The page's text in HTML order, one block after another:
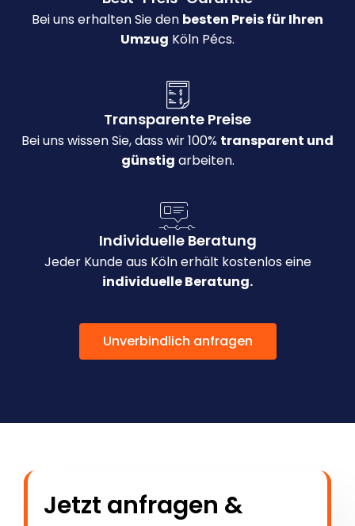
Bei uns erhalten Sie den besten Preis für Ihren
Umzug Köln Pécs.
Transparente Preise
Bei uns wissen Sie, dass wir 100% transparent und
günstig arbeiten.
Individuelle Beratung
Jeder Kunde aus Köln erhält kostenlos eine
individuelle Beratung.
Unverbindlich anfragen
Jetzt anfragen &